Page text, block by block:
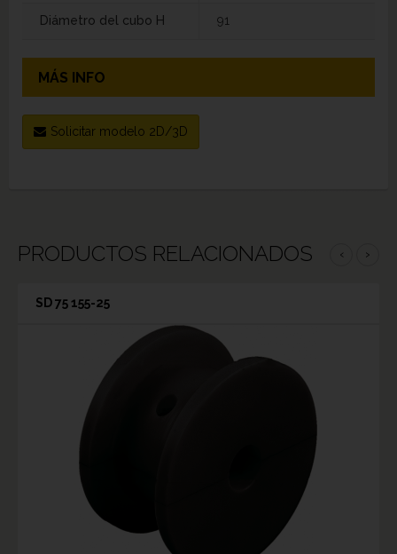
Diámetro del cubo H 91
MÁS INFO
Solicitar modelo 2D/3D
PRODUCTOS RELACIONADOS ‹ ›
SD 75 155-25